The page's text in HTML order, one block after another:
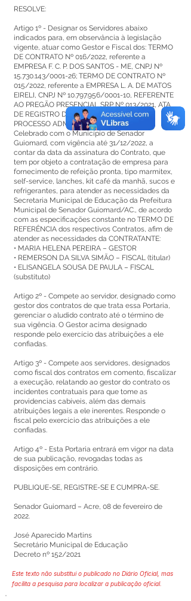
RESOLVE:
Artigo 1º - Designar os Servidores abaixo
indicados para, em observância à legislação
vigente, atuar como Gestor e Fiscal dos: TERMO
DE CONTRATO Nº 016/2022, referente a
EMPRESA F. C. P. DOS SANTOS - ME, CNPJ Nº
15.730.143/0001-26; TERMO DE CONTRATO Nº
015/2022, referente a EMPRESA L. A. DE MATOS
EIRELI, CNPJ Nº 10.797.956/0001-10, REFERENTE
AO PREGÃO PRESENCIAL SRP Nº 013/2021, ATA
DE REGISTRO DE PREÇOS Nº 012/2021,
PROCESSO ADMINISTRATIVO Nº 053/2021,
Celebrado com o Município de Senador
Guiomard, com vigência até 31/12/2022, a
contar da data da assinatura do Contrato, que
tem por objeto a contratação de empresa para
fornecimento de refeição pronta, tipo marmitex,
self-service, lanches, kit café da manhã, sucos e
refrigerantes, para atender as necessidades da
Secretaria Municipal de Educação da Prefeitura
Municipal de Senador Guiomard/AC., de acordo
com as especificações constante no TERMO DE
REFERÊNCIA dos respectivos Contratos, afim de
atender as necessidades da CONTRATANTE:
• MARIA HELENA PEREIRA – GESTOR
• REMERSON DA SILVA SIMÃO – FISCAL (titular)
• ELISANGELA SOUSA DE PAULA – FISCAL
(substituto)
Artigo 2º - Compete ao servidor, designado como
gestor dos contratos de que trata essa Portaria,
gerenciar o aludido contrato até o término de
sua vigência. O Gestor acima designado
responde pelo exercício das atribuições a ele
confiadas.
Artigo 3º - Compete aos servidores, designados
como fiscal dos contratos em comento, fiscalizar
a execução, relatando ao gestor do contrato os
incidentes contratuais para que tome as
providencias cabíveis, além das demais
atribuições legais a ele inerentes. Responde o
fiscal pelo exercício das atribuições a ele
confiadas.
Artigo 4º - Esta Portaria entrará em vigor na data
de sua publicação, revogadas todas as
disposições em contrário.
PUBLIQUE-SE, REGISTRE-SE E CUMPRA-SE.
Senador Guiomard – Acre, 08 de fevereiro de
2022.
José Aparecido Martins
Secretário Municipal de Educação
Decreto nº 152/2021
Este texto não substitui o publicado no Diário Oficial, mas
facilita a pesquisa para localizar a publicação oficial.